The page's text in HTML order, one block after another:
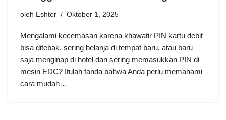
oleh Eshter Oktober 1, 2025
Mengalami kecemasan karena khawatir PIN kartu debit
bisa ditebak, sering belanja di tempat baru, atau baru
saja menginap di hotel dan sering memasukkan PIN di
mesin EDC? Itulah tanda bahwa Anda perlu memahami
cara mudah…